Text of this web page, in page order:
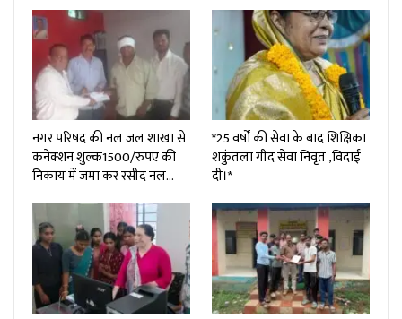
नगर परिषद की नल जल शाखा से
कनेक्शन शुल्क₹1500/रुपए की
निकाय में जमा कर रसीद नल…
*25 वर्षों की सेवा के बाद शिक्षिका
शकुंतला गीद सेवा निवृत ,विदाई
दी।*